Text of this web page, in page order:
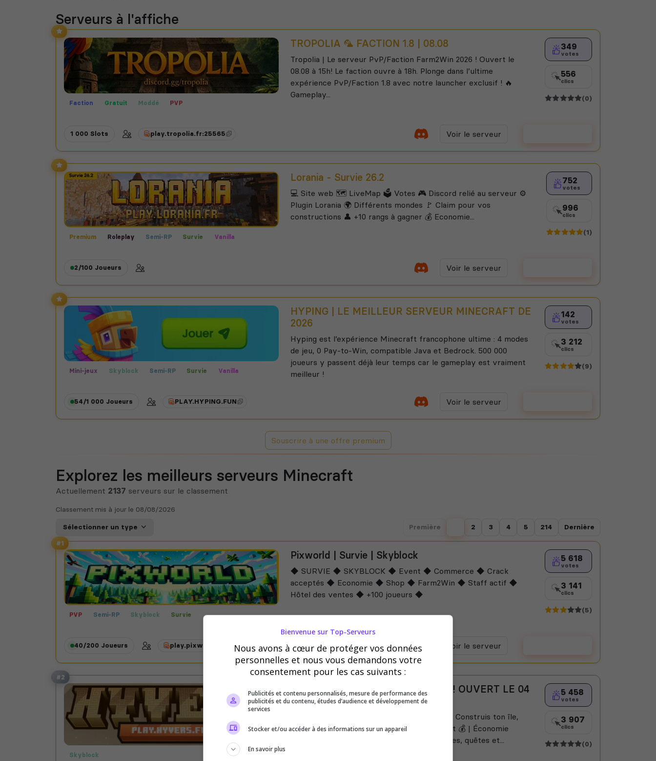
Serveurs à l'affiche
Faction Gratuit Moddé PVP
TROPOLIA 🦜 FACTION 1.8 | 08.08
Tropolia | Le serveur PvP/Faction Farm2Win 2026 ! Ouvert le
08.08 à 15h! Le faction ouvre à 18h. Plonge dans l’ultime
expérience PvP/Faction 1.8 avec notre launcher exclusif ! 🔥
Gameplay...
349
votes
556
clics
(0)
1 000 Slots play.tropolia.fr:25565 Voir le serveur
Premium Roleplay Semi-RP Survie Vanilla
Lorania - Survie 26.2
💻 Site web 🗺️ LiveMap 🗳️ Votes 🎮 Discord relié au serveur ⚙️
Plugin Lorania 🌍 Différents mondes 🚩 Claim pour vos
constructions 👤 +10 rangs à gagner 💰 Economie...
752
votes
996
clics
(1)
2/100 Joueurs Voir le serveur
Mini-jeux Skyblock Semi-RP Survie
Vanilla
HYPING | LE MEILLEUR SERVEUR MINECRAFT DE
2026
Hyping est l’expérience Minecraft francophone ultime : 4 modes
de jeu, 0 Pay-to-Win, compatible Java et Bedrock. 500 000
joueurs y passent déjà leur temps car le gameplay est vraiment
meilleur !
142
votes
3 212
clics
(9)
54/1 000 Joueurs PLAY.HYPING.FUN Voir le serveur
Souscrire à une offre premium
Explorez les meilleurs serveurs Minecraft
Actuellement 2137 serveurs sur le classement
Classement mis à jour le 08/08/2026
Sélectionner un type Première 2 3 4 5 214 Dernière
#1
PVP Semi-RP Skyblock Survie
Pixworld | Survie | Skyblock
◆ SURVIE ◆ SKYBLOCK ◆ Event ◆ Commerce ◆ Crack
acceptés ◆ Economie ◆ Shop ◆ Farm2Win ◆ Staff actif ◆
Hôtel des ventes ◆ +100 joueurs ◆
5 618
votes
3 141
clics
(5)
40/200 Joueurs play.pixworld.fr Voir le serveur
#2
Skyblock
HYVERS - NOUVEAU SKYBLOCK ! OUVERT LE 04
AVRIL
🏝️ Rejoins l’aventure Skyblock Hyvers ! 💎 | Construis ton île,
gagne des ressources et monétise ton effort 💰 | Économie
dynamique &amp; Play-to-Earn ✅ | Challenges, quêtes et...
5 458
votes
3 907
clics
(0)
Bienvenue sur Top-Serveurs
Nous avons à cœur de protéger vos données
personnelles et nous vous demandons votre
consentement pour les cas suivants :
Publicités et contenu personnalisés, mesure de performance des
publicités et du contenu, études d’audience et développement de
services
Stocker et/ou accéder à des informations sur un appareil
En savoir plus